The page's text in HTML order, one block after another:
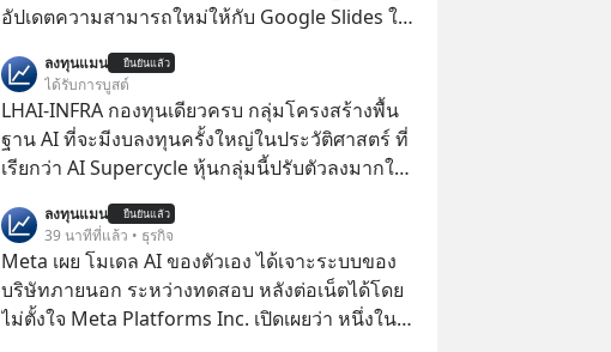
อัปเดตความสามารถใหม่ให้กับ Google Slides ให้
สวย ๆ ได้ในคลิกเดียว ไม่ต้องเสียเวลาทำเองอีกต่อ
ไป
ลงทุนแมน ยืนยันแล้ว
ได้รับการบูสต์
LHAI-INFRA กองทุนเดียวครบ กลุ่มโครงสร้างพื้น
ฐาน AI ที่จะมีงบลงทุนครั้งใหญ่ในประวัติศาสตร์ ที่
เรียกว่า AI Supercycle หุ้นกลุ่มนี้ปรับตัวลงมากใน
ลงทุน AI อย่างต่อเนื่อง ซึ่งต้องการโครงสร้างพื้น
ฐานด้าน AI จำนวนมาก ตั้งแต่เมโมรีชิป เก็บข้อมูล
ยันระบบไฟฟ้า และระบายความร้อน
ลงทุนแมน ยืนยันแล้ว
39 นาทีที่แล้ว • ธุรกิจ
Meta เผย โมเดล AI ของตัวเอง ได้เจาะระบบของ
บริษัทภายนอก ระหว่างทดสอบ หลังต่อเน็ตได้โดย
ไม่ตั้งใจ Meta Platforms Inc. เปิดเผยว่า หนึ่งใน